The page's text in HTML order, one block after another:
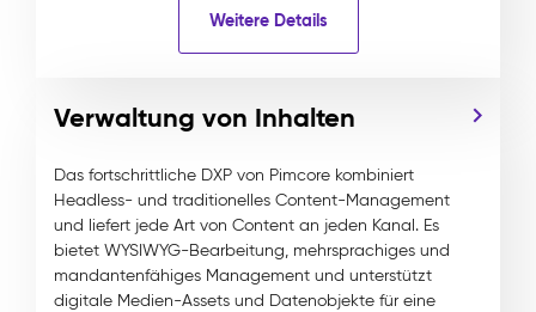
Weitere Details
Verwaltung von Inhalten
Das fortschrittliche DXP von Pimcore kombiniert
Headless- und traditionelles Content-Management
und liefert jede Art von Content an jeden Kanal. Es
bietet WYSIWYG-Bearbeitung, mehrsprachiges und
mandantenfähiges Management und unterstützt
digitale Medien-Assets und Datenobjekte für eine